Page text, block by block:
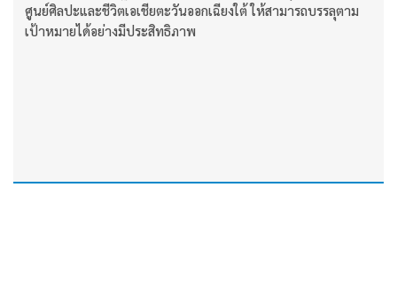
ศูนย์ศิลปะและชีวิตเอเชียตะวันออกเฉียงใต้ ให้สามารถบรรลุตาม
เป้าหมายได้อย่างมีประสิทธิภาพ